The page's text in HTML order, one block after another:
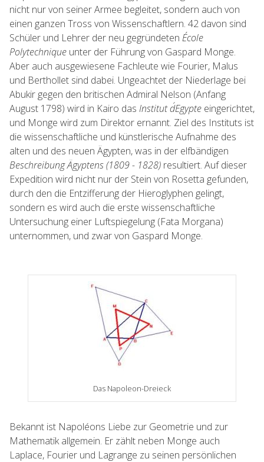
nicht nur von seiner Armee begleitet, sondern auch von
einen ganzen Tross von Wissenschaftlern. 42 davon sind
Schüler und Lehrer der neu gegründeten École
Polytechnique unter der Führung von Gaspard Monge.
Aber auch ausgewiesene Fachleute wie Fourier, Malus
und Berthollet sind dabei. Ungeachtet der Niederlage bei
Abukir gegen den britischen Admiral Nelson (Anfang
August 1798) wird in Kairo das Institut d´Egypte eingerichtet,
und Monge wird zum Direktor ernannt. Ziel des Instituts ist
die wissenschaftliche und künstlerische Aufnahme des
alten und des neuen Ägypten, was in der elfbändigen
Beschreibung Ägyptens (1809 - 1828) resultiert. Auf dieser
Expedition wird nicht nur der Stein von Rosetta gefunden,
durch den die Entzifferung der Hieroglyphen gelingt,
sondern es wird auch die erste wissenschaftliche
Untersuchung einer Luftspiegelung (Fata Morgana)
unternommen, und zwar von Gaspard Monge.
Das Napoleon-Dreieck
Bekannt ist Napoléons Liebe zur Geometrie und zur
Mathematik allgemein. Er zählt neben Monge auch
Laplace, Fourier und Lagrange zu seinen persönlichen